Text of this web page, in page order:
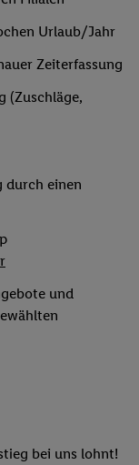
Urlaub/Jahr
Zeiterfassung
(Zuschläge,
durch einen
und
bei uns lohnt!